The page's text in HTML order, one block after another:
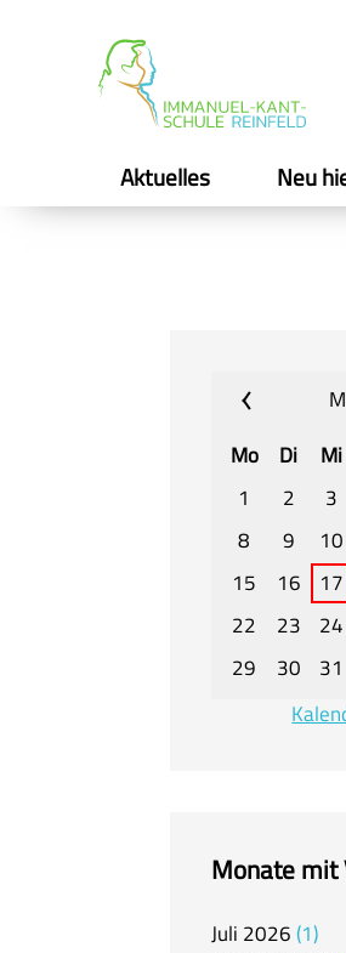
Aktuelles Neu
Mo
Di Mi
1
2 3
8
9 10
15
16 17
22
23 24
29
30
31
Monate mit
Juli 2026 1